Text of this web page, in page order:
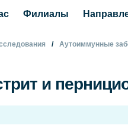
Филиалы
Аутоиммунные
и